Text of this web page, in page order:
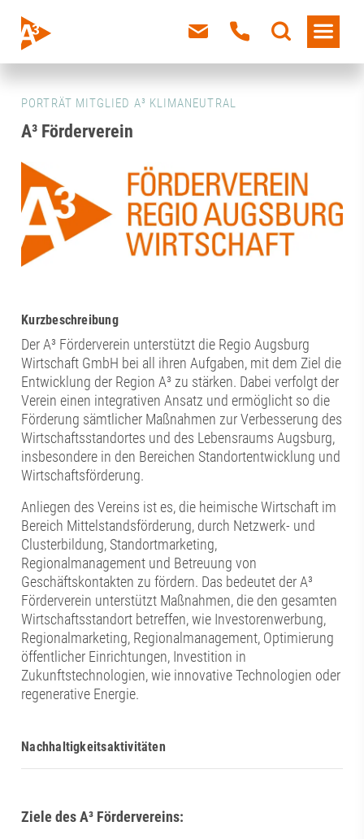
PORTRÄT MITGLIED A³ KLIMANEUTRAL
A³ Förderverein
Kurzbeschreibung
Der A³ Förderverein unterstützt die Regio Augsburg
Wirtschaft GmbH bei all ihren Aufgaben, mit dem Ziel die
Entwicklung der Region A³ zu stärken. Dabei verfolgt der
Verein einen integrativen Ansatz und ermöglicht so die
Förderung sämtlicher Maßnahmen zur Verbesserung des
Wirtschaftsstandortes und des Lebensraums Augsburg,
insbesondere in den Bereichen Standortentwicklung und
Wirtschaftsförderung.
Anliegen des Vereins ist es, die heimische Wirtschaft im
Bereich Mittelstandsförderung, durch Netzwerk- und
Clusterbildung, Standortmarketing,
Regionalmanagement und Betreuung von
Geschäftskontakten zu fördern. Das bedeutet der A³
Förderverein unterstützt Maßnahmen, die den gesamten
Wirtschaftsstandort betreffen, wie Investorenwerbung,
Regionalmarketing, Regionalmanagement, Optimierung
öffentlicher Einrichtungen, Investition in
Zukunftstechnologien, wie innovative Technologien oder
regenerative Energie.
Nachhaltigkeitsaktivitäten
Ziele des A³ Fördervereins: